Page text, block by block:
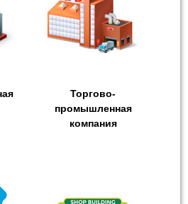
Торгово-
промышленная
компания